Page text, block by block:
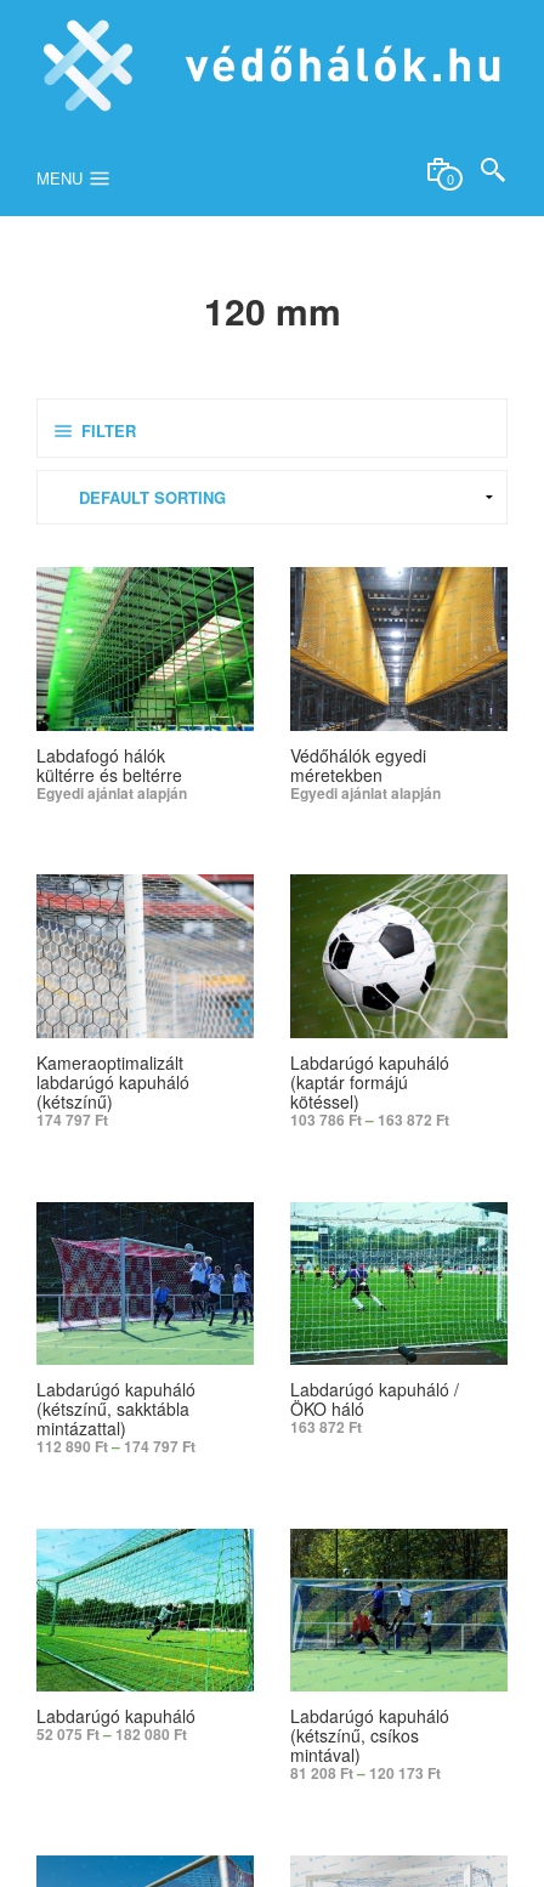
MENU 0
120 mm
FILTER
Labdafogó hálók
kültérre és beltérre
Egyedi ajánlat alapján
Védőhálók egyedi
méretekben
Egyedi ajánlat alapján
Kameraoptimalizált
labdarúgó kapuháló
(kétszínű)
174 797 Ft
Labdarúgó kapuháló
(kaptár formájú
kötéssel)
103 786 Ft– 163 872 Ft
Labdarúgó kapuháló
(kétszínű, sakktábla
mintázattal)
112 890 Ft– 174 797 Ft
Labdarúgó kapuháló /
ÖKO háló
163 872 Ft
Labdarúgó kapuháló
52 075 Ft– 182 080 Ft
Labdarúgó kapuháló
(kétszínű, csíkos
mintával)
81 208 Ft– 120 173 Ft